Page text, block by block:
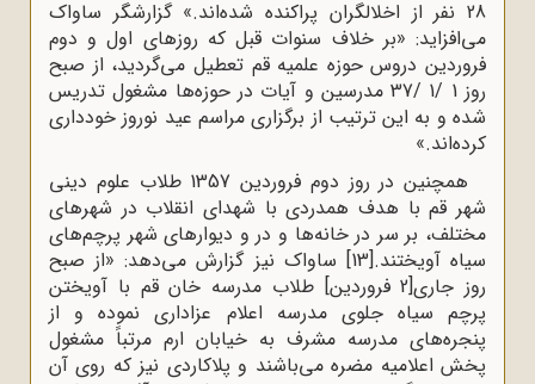
28 نفر از اخلالگران پراکنده شده‌اند.» گزارشگر ساواک
می‌افزاید: «بر خلاف سنوات قبل که روزهای اول و دوم
فروردین دروس حوزه علمیه قم تعطیل می‌گردید، از صبح
روز 1 /1 /37 مدرسین و آیات در حوزه‌ها مشغول تدریس
شده و به این ترتیب از برگزاری مراسم عید نوروز خودداری
کرده‌اند.»
همچنین در روز دوم فروردین 1357 طلاب علوم دینی
شهر قم با هدف همدردی با شهدای انقلاب در شهرهای
مختلف، بر سر در خانه‌ها و در و دیوارهای شهر پرچم‌های
سیاه آویختند.[13]
ساواک نیز گزارش می‌دهد: «از صبح
روز جاری[2 فروردین] طلاب مدرسه خان قم با آویختن
پرچم سیاه جلوی مدرسه اعلام عزاداری نموده و از
پنجره‌های مدرسه مشرف به خیابان ارم مرتباً مشغول
پخش اعلامیه مضره می‌باشند و پلاکاردی نیز که روی آن